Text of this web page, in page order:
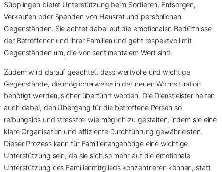
Süpplingen bietet Unterstützung beim Sortieren, Entsorgen,
Verkaufen oder Spenden von Hausrat und persönlichen
Gegenständen. Sie achtet dabei auf die emotionalen Bedürfnisse
der Betroffenen und ihrer Familien und geht respektvoll mit
Gegenständen um, die von sentimentalem Wert sind.
Zudem wird darauf geachtet, dass wertvolle und wichtige
Gegenstände, die möglicherweise in der neuen Wohnsituation
benötigt werden, sicher überführt werden. Die Dienstleister helfen
auch dabei, den Übergang für die betroffene Person so
reibungslos und stressfrei wie möglich zu gestalten, indem sie eine
klare Organisation und effiziente Durchführung gewährleisten.
Dieser Prozess kann für Familienangehörige eine wichtige
Unterstützung sein, da sie sich so mehr auf die emotionale
Unterstützung des Familienmitglieds konzentrieren können, statt